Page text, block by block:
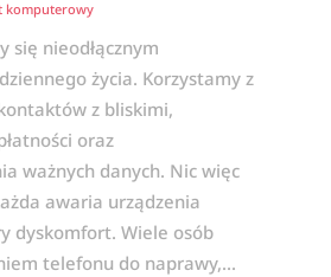
komputerowy
się nieodłącznym
życia. Korzystamy z
z bliskimi,
oraz
ważnych danych. Nic więc
awaria urządzenia
dyskomfort. Wiele osób
telefonu do naprawy,...